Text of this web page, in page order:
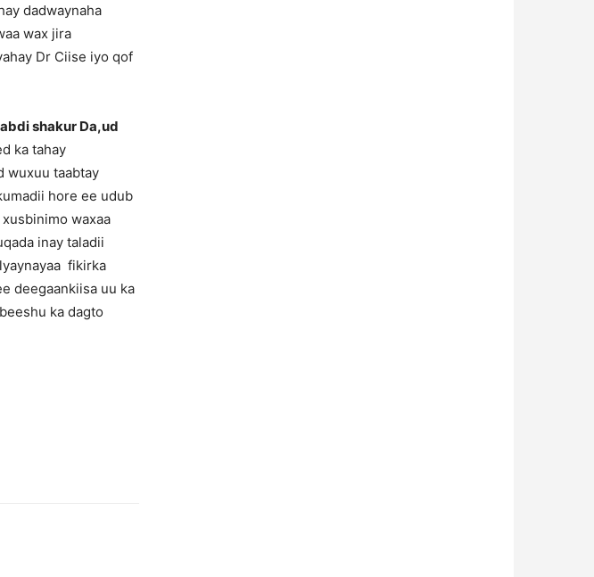
dadwaynaha
wax jira
Dr Ciise iyo qof
shakur Da,ud
ka tahay
wuxuu taabtay
hore ee udub
waxaa
inay taladii
fikirka
deegaankiisa uu ka
ka dagto